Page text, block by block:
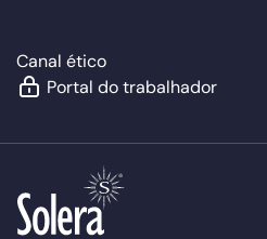
Canal ético
Portal do trabalhador